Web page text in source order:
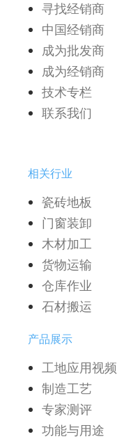
寻找经销商
中国经销商
成为批发商
成为经销商
技术专栏
联系我们
相关行业
瓷砖地板
门窗装卸
木材加工
货物运输
仓库作业
石材搬运
产品展示
工地应用视频
制造工艺
专家测评
功能与用途